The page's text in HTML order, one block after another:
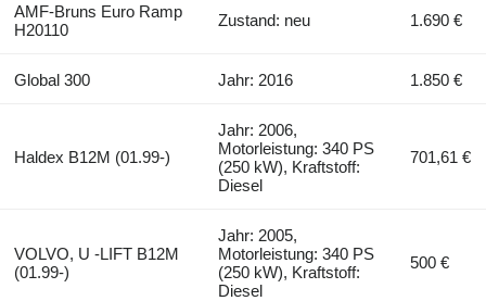
AMF-Bruns Euro Ramp
H20110
Zustand: neu 1.690 €
Global 300 Jahr: 2016 1.850 €
Haldex B12M (01.99-)
Jahr: 2006,
Motorleistung: 340 PS
(250 kW), Kraftstoff:
Diesel
701,61 €
VOLVO, U -LIFT B12M
(01.99-)
Jahr: 2005,
Motorleistung: 340 PS
(250 kW), Kraftstoff:
Diesel
500 €